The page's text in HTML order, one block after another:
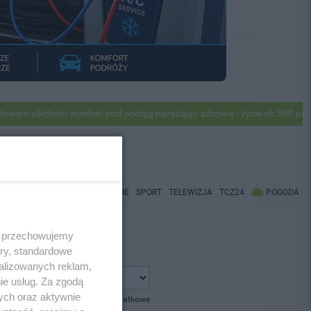
alkoholu wjechał pod pociąg narażając zdrowie i życie ok 500
CO BĘDZIE SPORT TELEWIZJA TCZ24 POGODA
pokaż opcje dodatkowe
standardowe
reklam,
usług. Za zgodą
oraz aktywnie